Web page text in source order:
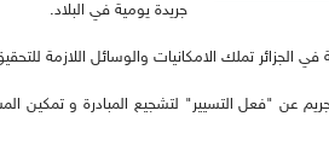
جريدة يومية في البلاد.
الجزائر تملك الامكانيات والوسائل اللازمة
عن "فعل التسيير" لتشجيع المبادرة و تمكين